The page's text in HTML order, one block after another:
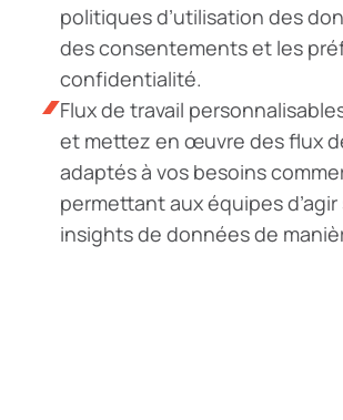
politiques d’utilisation des
des consentements et les
confidentialité.
Flux de travail
et mettez en œuvre des flux
adaptés à vos besoins
permettant aux équipes d’agir
insights de données de